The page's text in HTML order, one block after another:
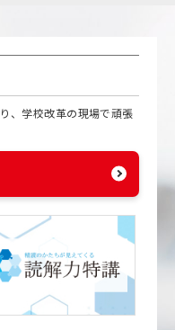
、学校改革の現場で頑張